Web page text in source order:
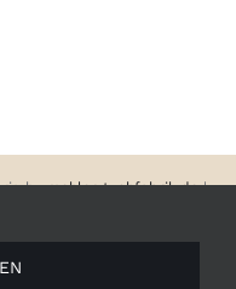
bymehler-tuchfabrik.de|